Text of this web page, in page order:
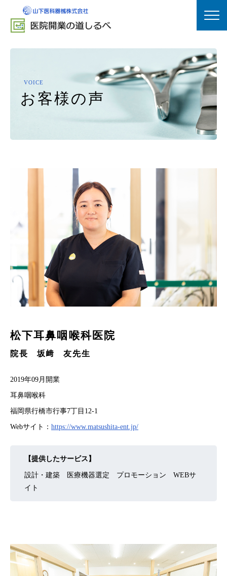
HOME 医院開業支援
医院経営支援 事業承継支援
プランナー紹介
yamashitaシナジー
サービス利用規定
サイトマップ
VOICE
お 客様の声
松下耳鼻咽喉科医院
院長 坂﨑 友先生
2019年09月開業
耳鼻咽喉科
福岡県行橋市行事7丁目12-1
Webサイト： https://www.matsushita-ent.jp/
【提供したサービス】
設計・建築 医療機器選定 プロモーション WEBサ
イト